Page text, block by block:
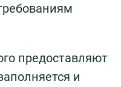
предоставляют
и